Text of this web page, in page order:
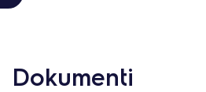
Dokumenti